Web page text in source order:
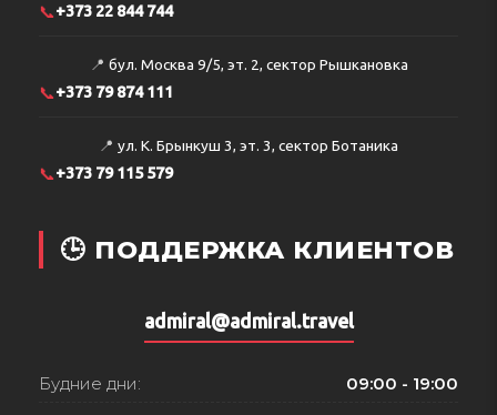
📞+373 22 844 744
📍 бул. Москва 9/5, эт. 2, сектор Рышкановка
📞+373 79 874 111
📍 ул. К. Брынкуш 3, эт. 3, сектор Ботаника
📞+373 79 115 579
🕒 ПОДДЕРЖКА КЛИЕНТОВ
admiral@admiral.travel
Будние дни: 09:00 - 19:00